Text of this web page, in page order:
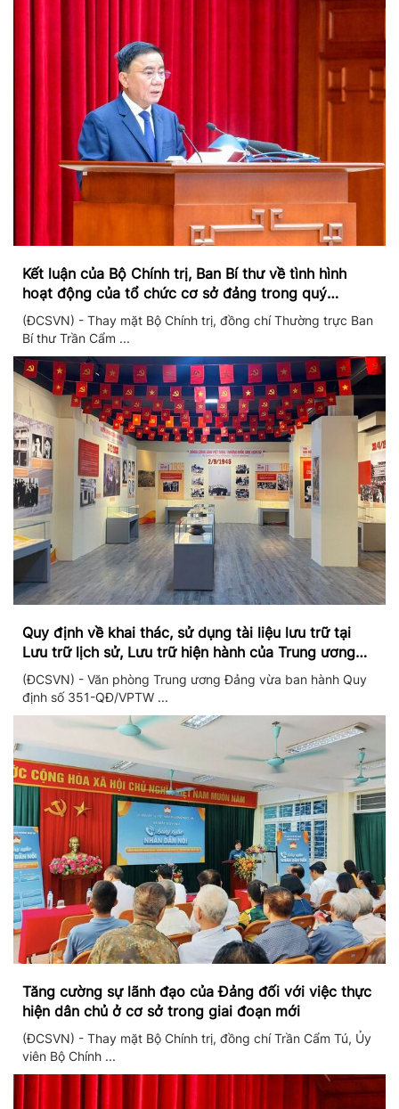
Kết luận của Bộ Chính trị, Ban Bí thư về tình hình
hoạt động của tổ chức cơ sở đảng trong quý
II/2026
(ĐCSVN) - Thay mặt Bộ Chính trị, đồng chí Thường trực Ban
Bí thư Trần Cẩm ...
Quy định về khai thác, sử dụng tài liệu lưu trữ tại
Lưu trữ lịch sử, Lưu trữ hiện hành của Trung ương
Đảng và Văn phòng Trung ương Đảng
(ĐCSVN) - Văn phòng Trung ương Đảng vừa ban hành Quy
định số 351-QĐ/VPTW ...
Tăng cường sự lãnh đạo của Đảng đối với việc thực
hiện dân chủ ở cơ sở trong giai đoạn mới
(ĐCSVN) - Thay mặt Bộ Chính trị, đồng chí Trần Cẩm Tú, Ủy
viên Bộ Chính ...